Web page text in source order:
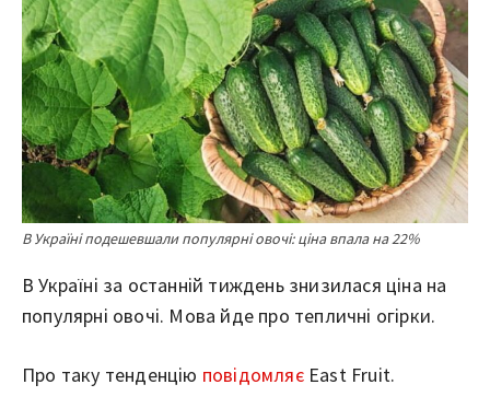
В Україні подешевшали популярні овочі: ціна впала на 22%
В Україні за останній тиждень знизилася ціна на
популярні овочі. Мова йде про тепличні огірки.
Про таку тенденцію повідомляєEast Fruit.